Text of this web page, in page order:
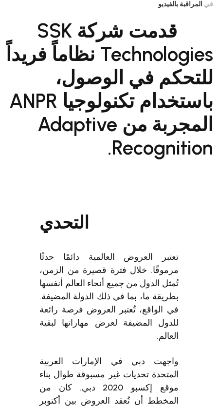
بالفيديو
قدمت شركة SSK
Technologies نظاماً فريداً
في الوصول،
باستخدام تكنولوجيا ANPR
المجربة من Adaptive
التحدي
تعتبر العروض العالمية دائمًا حدثًا
مرموقًا. خلال فترة قصيرة من الزمن،
تُمثل الدول من جميع أنحاء العالم أنفسها
بطريقة ما، بما في ذلك الدولة المضيفة.
في الواقع، تُعتبر العروض فرصة رائعة
للدول المضيفة لعرض مهاراتها لبقية
واجهت دبي في الإمارات العربية
المتحدة تحديات غير مسبوقة طوال بناء
موقع إكسبو 2020 دبي. كان من
المخطط أن تُعقد العروض بين أكتوبر